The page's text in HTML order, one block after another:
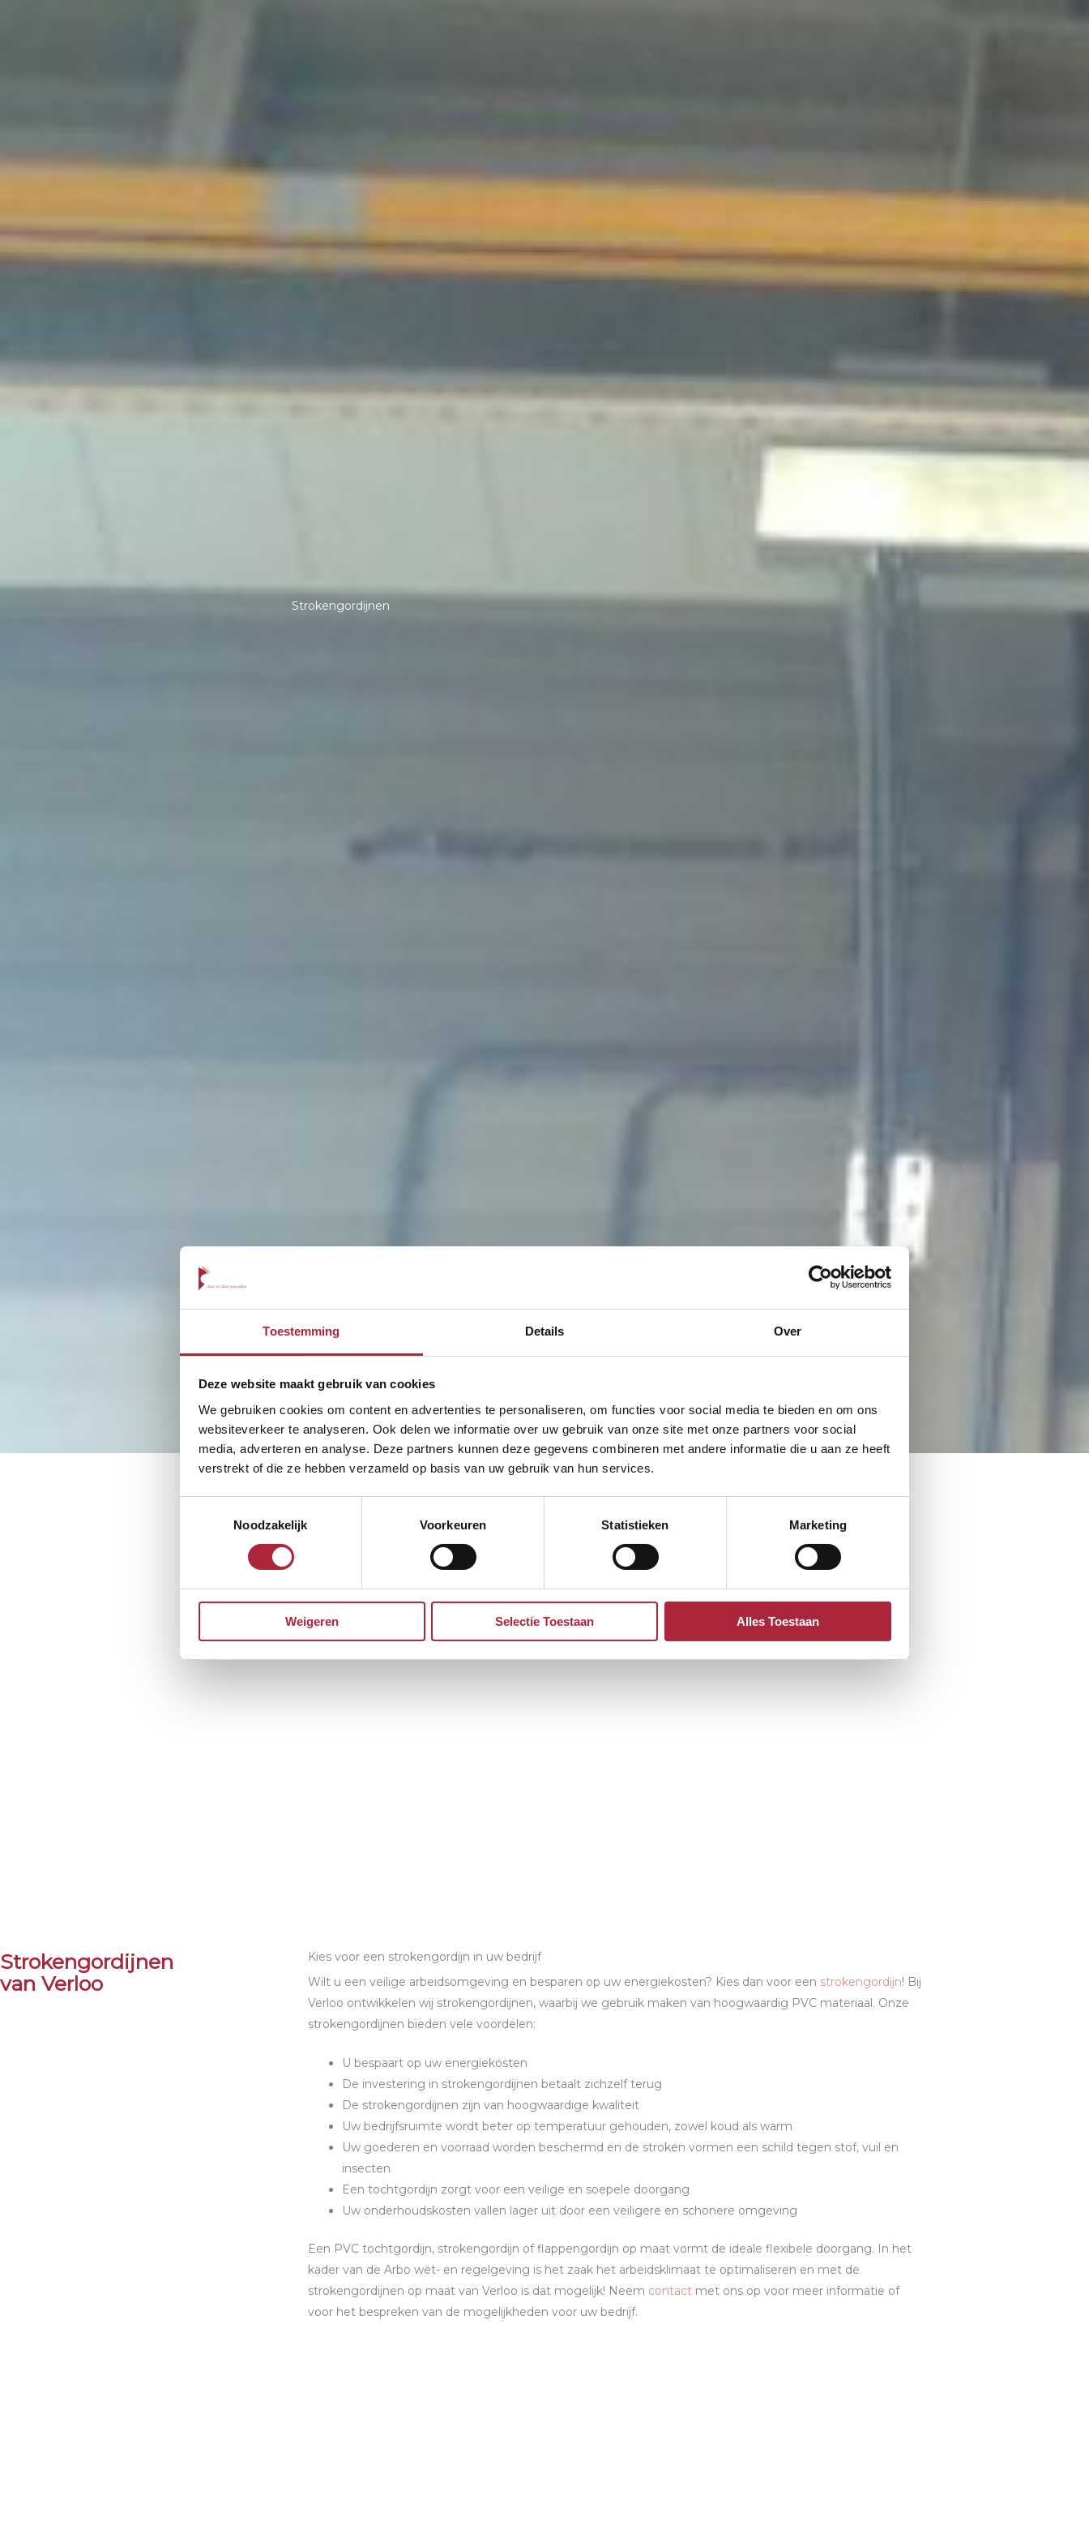
Toestemming Details Over
Deze website maakt gebruik van cookies
We gebruiken cookies om content en advertenties te personaliseren, om functies voor social media te bieden en om ons
websiteverkeer te analyseren. Ook delen we informatie over uw gebruik van onze site met onze partners voor social
media, adverteren en analyse. Deze partners kunnen deze gegevens combineren met andere informatie die u aan ze heeft
verstrekt of die ze hebben verzameld op basis van uw gebruik van hun services.
Noodzakelijk
Voorkeuren Statistieken Marketing
Weigeren Selectie Toestaan Alles Toestaan
Strokengordijnen
Strokengordijnen
van Verloo
Kies voor een strokengordijn in uw bedrijf
Wilt u een veilige arbeidsomgeving en besparen op uw energiekosten? Kies dan voor een strokengordijn! Bij
Verloo ontwikkelen wij strokengordijnen, waarbij we gebruik maken van hoogwaardig PVC materiaal. Onze
strokengordijnen bieden vele voordelen:
U bespaart op uw energiekosten
De investering in strokengordijnen betaalt zichzelf terug
De strokengordijnen zijn van hoogwaardige kwaliteit
Uw bedrijfsruimte wordt beter op temperatuur gehouden, zowel koud als warm
Uw goederen en voorraad worden beschermd en de stroken vormen een schild tegen stof, vuil en
insecten
Een tochtgordijn zorgt voor een veilige en soepele doorgang
Uw onderhoudskosten vallen lager uit door een veiligere en schonere omgeving
Een PVC tochtgordijn, strokengordijn of flappengordijn op maat vormt de ideale flexibele doorgang. In het
kader van de Arbo wet- en regelgeving is het zaak het arbeidsklimaat te optimaliseren en met de
strokengordijnen op maat van Verloo is dat mogelijk! Neem contactmet ons op voor meer informatie of
voor het bespreken van de mogelijkheden voor uw bedrijf.